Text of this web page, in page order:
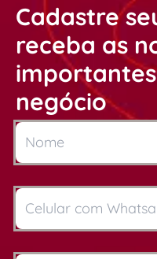
Cadastre
receba as
negócio